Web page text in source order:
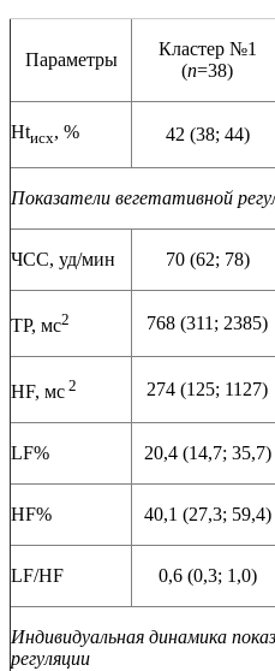
Параметры
Кластер №1
(n=38)
Htисх, % 42 (38; 44)
Показатели вегетативной
ЧСС, уд/мин 70 (62; 78)
TP, мс2 768 (311; 2385)
HF, мс 2 274 (125; 1127)
LF% 20,4 (14,7; 35,7)
HF% 40,1 (27,3; 59,4)
LF/HF 0,6 (0,3; 1,0)
Индивидуальная динамика
регуляции